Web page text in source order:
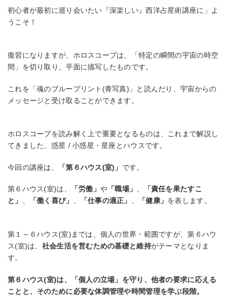
初心者が最初に巡り会いたい『深楽しい』西洋占星術講座に」よ
うこそ！
復習になりますが、ホロスコープは、「特定の瞬間の宇宙の時空
間」を切り取り、平面に描写したものです。
これを「魂のブループリント(青写真)」と読んだり、宇宙からの
メッセージと受け取ることができます。
ホロスコープを読み解く上で重要となるものは、これまで解説し
てきました、惑星 / 小惑星・星座とハウスです。
今回の講座は、 「第６ハウス(室)」 です。
第６ハウス(室)は、 「労働」 や 「職場」 、
「責任を果たすこ
と」 、 「働く喜び」 、 「仕事の適正」 、 「健康」 を表します。
第１～６ハウス(室)までは、個人の世界・範囲ですが、第６ハウ
ス(室)は、 社会生活を営むための基礎と維持がテーマとなりま
す。
第６ハウス(室)は、「個人の立場」を守り、他者の要求に応える
ことと、そのために必要な体調管理や時間管理を学ぶ段階。